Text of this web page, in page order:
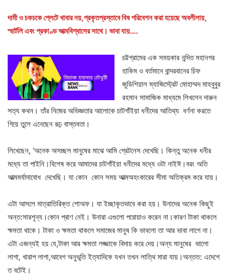
দামী ও চকচকে প্লেটে খাবার নয়,প্রকৃতপ্রস্তাবে বিষ পরিবেশন করা হয়েছে অবলীলায়,
স্মার্টলি এবং প্রকাণ্ড আত্মবিশ্বাসের সাথে। ভাবা যায়….
চট্টগ্রামের এক সময়কার নন্দিত মহানগর
হাকিম ও বর্তমানে বান্দরবানের চিফ
জুডিশিয়াল ম্যাজিস্ট্রেট মোহাম্মদ মাহবুবুর
রহমান সামাজিক মাধ্যমে লিখলেন দারুন
সত্য কথন। তাঁর নিজের অভিজ্ঞতার আলোকে চাটগাঁইয়া ধনীদের আতিথ্য বর্ণনা করতে
গিয়ে তুলে এনেছেন রূঢ় বাস্তবতা।
লিখেছেন, ‘অনেক অসচ্ছল মানুষের মাঝে আমি গ্রেটনেস দেখেছি। কিন্তু অনেক ধনীর
মধ্যে তা পাইনি।বিশেষ করে আমাদের চাটগাঁইয়া ধনীদের মধ্যে ওটা নাইঈ।বরং অতি
আত্মমর্যাদাবোধ দেখেছি। যা কোন কোন সময় আত্মঅহংকারের সীমা অতিক্রম করে যায়।
এটা আসলে মাত্রাতিরিক্ত শোঅফ। যা ইচ্ছাকৃতভাবে করা হয়। উনাদের অনেক কিছুই
অন্ত:সারশূন্য।কোন প্রাণ নেই। উনারা এগুলো পরোয়াও করেন না।কারণ টাকা থাকলে
ক্ষমতা থাকে। টাকা ও ক্ষমতা থাকলে সমাজের মানুষ কি ভাবলো তা আর ভাবা লাগে না।
এটা এজন্যই হয় যে,টাকা আর ক্ষমতা লজ্জাকে বিদায় করে দেয়।অন্য মানুষের ভালো
লাগা, খারাপ লাগা,আবেগ অনুভূতি ইত্যাদিকে যখন তখন লাত্থি মারা যায়।অন্তত: এদেশে
ত বটেই।